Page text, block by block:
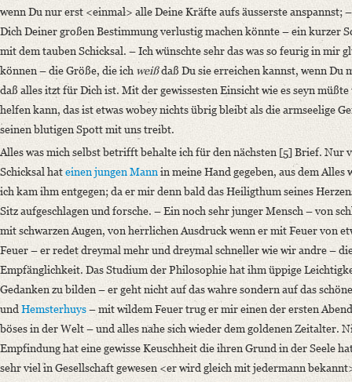
wenn Du nur erst <einmal> alle Deine Kräfte aufs äusserste anspannst;
Dich Deiner großen Bestimmung verlustig machen könnte – ein kurzer
mit dem tauben Schicksal. – Ich wünschte sehr das was so feurig in mir
können – die Größe, die ich weißdaß Du sie erreichen kannst, wenn
daß alles itzt für Dich ist. Mit der gewissesten Einsicht wie es seyn
helfen kann, das ist etwas wobey nichts übrig bleibt als die armseelige
seinen blutigen Spott mit uns treibt.
Alles was mich selbst betrifft behalte ich für den nächsten [5] Brief. Nur
Schicksal hateinen jungen Mannin meine Hand gegeben, aus dem
ich kam ihm entgegen; da er mir denn bald das Heiligthum seines
Sitz aufgeschlagen und forsche. – Ein noch sehr junger Mensch – von
mit schwarzen Augen, von herrlichen Ausdruck wenn er mit Feuer von
Feuer – er redet dreymal mehr und dreymal schneller wie wir andre –
Empfänglichkeit. Das Studium der Philosophie hat ihm üppige
Gedanken zu bilden – er geht nicht auf das wahre sondern auf das
undHemsterhuys– mit wildem Feuer trug er mir einen der ersten
böses in der Welt – und alles nahe sich wieder dem goldenen Zeitalter.
Empfindung hat eine gewisse Keuschheit die ihren Grund in der Seele
sehr viel in Gesellschaft gewesen <er wird gleich mit jedermann